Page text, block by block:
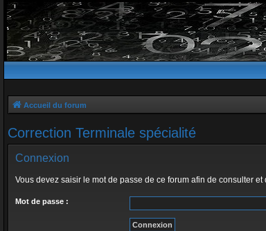
Accueil du forum
Correction Terminale spécialité
Connexion
Vous devez saisir le mot de passe de ce forum afin de consulter
Mot de passe :